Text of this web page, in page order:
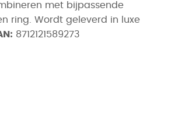
met bijpassende
ring. Wordt geleverd in luxe
8712121589273